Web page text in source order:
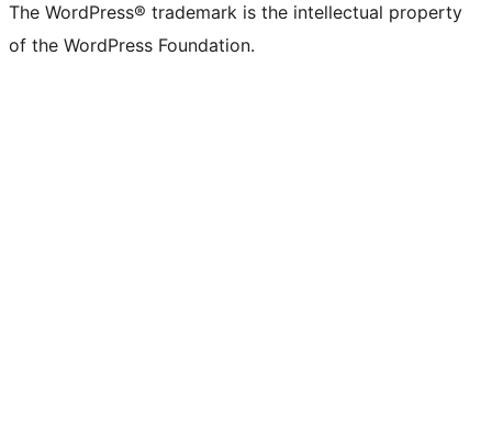
The WordPress® trademark is the intellectual property
of the WordPress Foundation.